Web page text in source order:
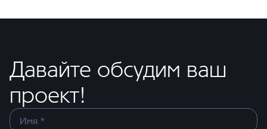
Давайте обсудим ваш
проект!